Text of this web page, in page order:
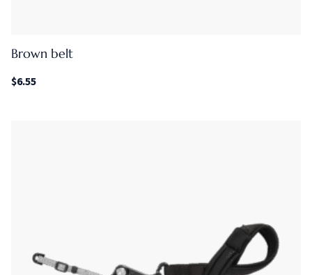
Brown belt
$6.55